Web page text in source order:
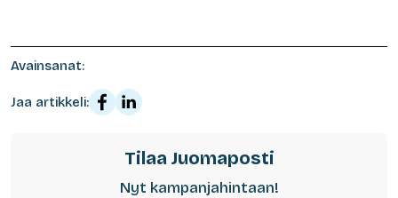
Avainsanat:
Jaa artikkeli:
Tilaa Juomaposti
Nyt kampanjahintaan!